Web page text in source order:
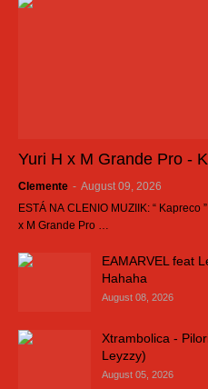
Yuri H x M Grande Pro -
Clemente - August 09, 2026
ESTÁ NA CLENIO MUZIIK: “ Kapreco
x M Grande Pro …
EAMARVEL feat
Hahaha
August 08, 2026
Xtrambolica -
Leyzzy)
August 05, 2026